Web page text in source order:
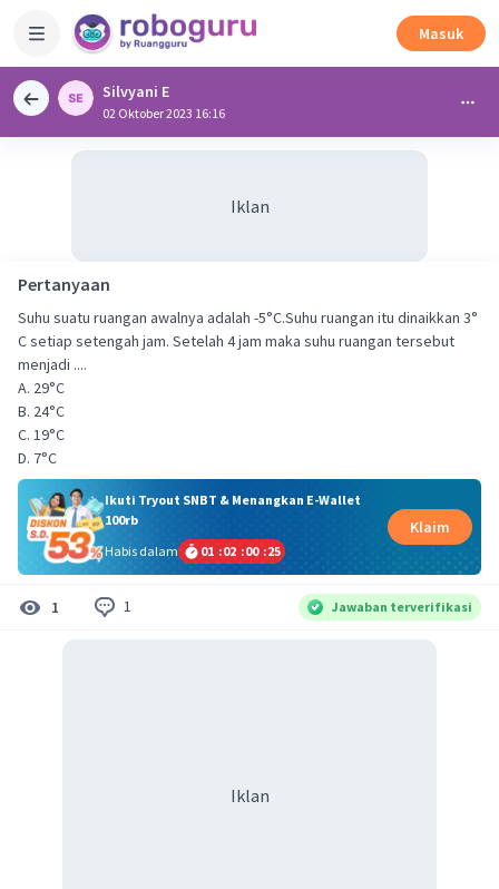
Masuk
Silvyani E
02 Oktober 2023 16:16
Iklan
Pertanyaan
Suhu suatu ruangan awalnya adalah -5°C.Suhu ruangan itu dinaikkan 3°
C setiap setengah jam. Setelah 4 jam maka suhu ruangan tersebut
menjadi ....
A. 29°C
B. 24°C
C. 19°C
D. 7°C
Ikuti Tryout SNBT & Menangkan E-Wallet
100rb
Habis dalam
01 :02 :00 :25
Klaim
1 1 Jawaban terverifikasi
Iklan